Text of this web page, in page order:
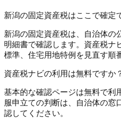
新潟の固定資産税はここで確定
新潟の固定資産税は、自治体の
明細書で確認します。資産税ナ
標準、住宅用地特例を見直す順
資産税ナビの利用は無料ですか
基本的な確認ページは無料で利
服申立ての判断は、自治体の窓
認してください。